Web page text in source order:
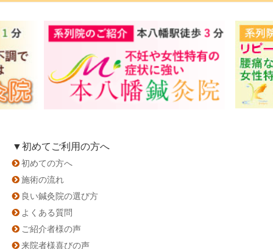
▼初めてご利用の方へ
初めての方へ
施術の流れ
良い鍼灸院の選び方
よくある質問
ご紹介者様の声
来院者様喜びの声